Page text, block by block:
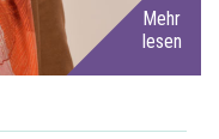
Mehr
lesen